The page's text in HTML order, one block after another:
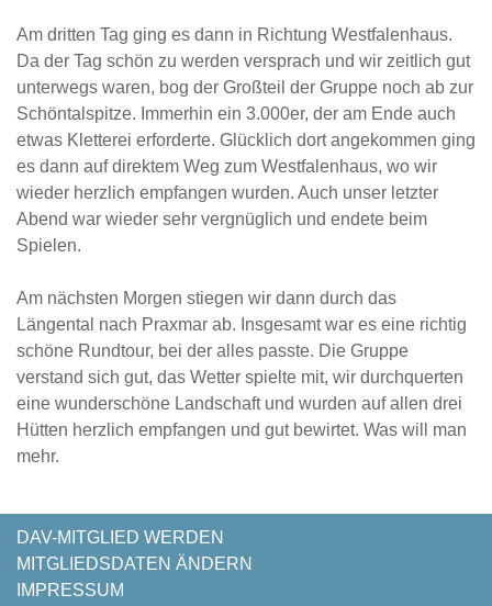
Am dritten Tag ging es dann in Richtung Westfalenhaus.
Da der Tag schön zu werden versprach und wir zeitlich gut
unterwegs waren, bog der Großteil der Gruppe noch ab zur
Schöntalspitze. Immerhin ein 3.000er, der am Ende auch
etwas Kletterei erforderte. Glücklich dort angekommen ging
es dann auf direktem Weg zum Westfalenhaus, wo wir
wieder herzlich empfangen wurden. Auch unser letzter
Abend war wieder sehr vergnüglich und endete beim
Spielen.
Am nächsten Morgen stiegen wir dann durch das
Längental nach Praxmar ab. Insgesamt war es eine richtig
schöne Rundtour, bei der alles passte. Die Gruppe
verstand sich gut, das Wetter spielte mit, wir durchquerten
eine wunderschöne Landschaft und wurden auf allen drei
Hütten herzlich empfangen und gut bewirtet. Was will man
mehr.
NAVIGATION
ÜBERSPRINGEN
DAV-MITGLIED WERDEN
MITGLIEDSDATEN ÄNDERN
IMPRESSUM